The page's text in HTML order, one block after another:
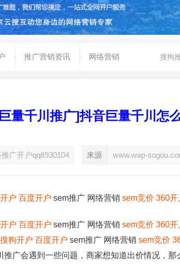
推广营销资讯 网络营销 搜狗
量千川推广]抖音巨量千川怎
推广开户qq8930104 来源 www.wap-
户 百度开户 sem推广 网络营销 sem竞价 360开
户 百度开户 sem推广 网络营销 sem竞价 360开
搜狗开户 百度开户 sem推广 网络营销 sem竞价
推广会遇到一些问题，商家想知道出价情况，那